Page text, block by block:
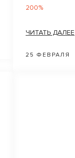
200%
ЧИТАТЬ ДАЛЕЕ
25 ФЕВРАЛЯ